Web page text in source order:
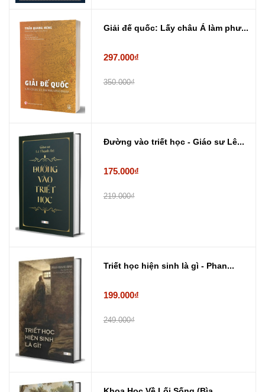
Giải đế quốc: Lấy châu Á làm phư...
297.000₫
350.000₫
Đường vào triết học - Giáo sư Lê...
175.000₫
219.000₫
Triết học hiện sinh là gì - Phan...
199.000₫
249.000₫